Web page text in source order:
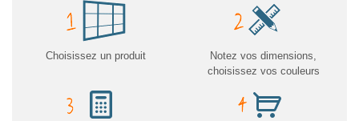
Choisissez un produit
Notez vos dimensions,
choisissez vos couleurs